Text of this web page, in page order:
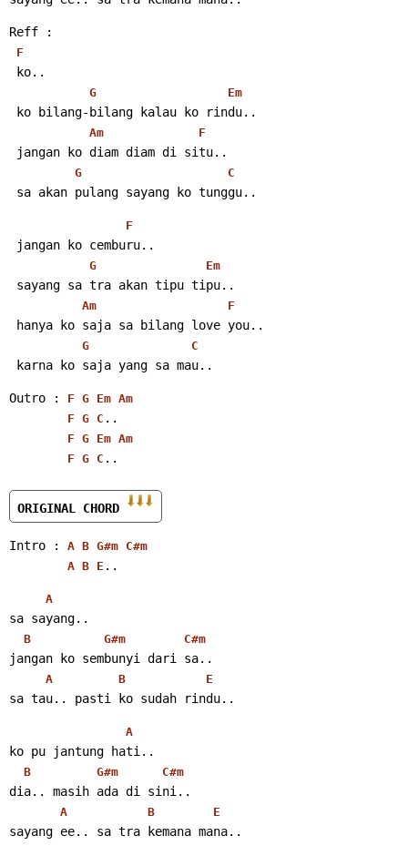
Reff :
F
ko..
G Em
ko bilang-bilang kalau ko rindu..
Am F
jangan ko diam diam di situ..
G C
sa akan pulang sayang ko tunggu..
F
jangan ko cemburu..
G Em
sayang sa tra akan tipu tipu..
Am F
hanya ko saja sa bilang love you..
G C
karna ko saja yang sa mau..
Outro : F G Em Am
F G C ..
F G Em Am
F G C ..
ORIGINAL CHORD
Intro : A B G#m C#m
A B E ..
A
sa sayang..
B G#m C#m
jangan ko sembunyi dari sa..
A B E
sa tau.. pasti ko sudah rindu..
A
ko pu jantung hati..
B G#m C#m
dia.. masih ada di sini..
A B E
sayang ee.. sa tra kemana mana..